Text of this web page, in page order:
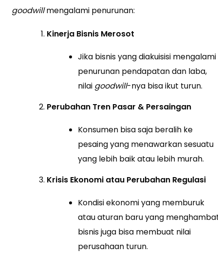
goodwillmengalami penurunan:
Kinerja Bisnis Merosot
Jika bisnis yang diakuisisi mengalami
penurunan pendapatan dan laba,
nilai goodwill-nya bisa ikut turun.
Perubahan Tren Pasar & Persaingan
Konsumen bisa saja beralih ke
pesaing yang menawarkan sesuatu
yang lebih baik atau lebih murah.
Krisis Ekonomi atau Perubahan Regulasi
Kondisi ekonomi yang memburuk
atau aturan baru yang
bisnis juga bisa membuat nilai
perusahaan turun.